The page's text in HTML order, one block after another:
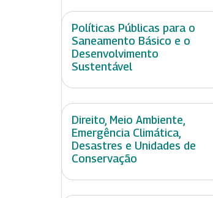
Políticas Públicas para o
Saneamento Básico e o
Desenvolvimento
Sustentável
Direito, Meio Ambiente,
Emergência Climática,
Desastres e Unidades de
Conservação